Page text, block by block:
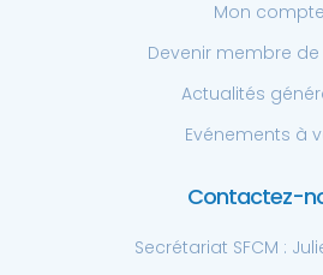
Mon compte
Devenir membre de
Actualités
Evénements à
Contactez-
Secrétariat SFCM :